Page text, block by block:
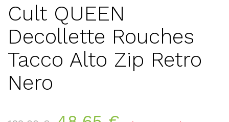
Cult QUEEN
Decollette Rouches
Tacco Alto Zip Retro
Nero